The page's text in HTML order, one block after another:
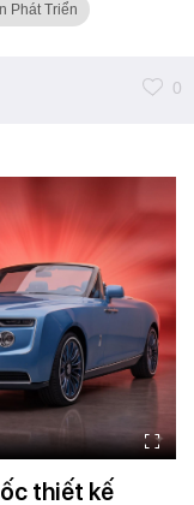
Phát Triển
0
thiết kế